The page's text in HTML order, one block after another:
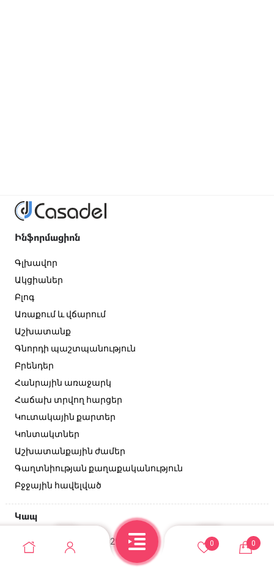
0 0
Ինֆորմացիոն
Գլխավոր
Ակցիաներ
Բլոգ
Առաքում և վճարում
Աշխատանք
Գնորդի պաշտպանություն
Բրենդեր
Հանրային առաջարկ
Հաճախ տրվող հարցեր
Կուտակային քարտեր
Կոնտակտներ
Աշխատանքային ժամեր
Գաղտնիության քաղաքականություն
Բջջային հավելված
Կապ
Անդրանիկի փող, 129/2 շենք